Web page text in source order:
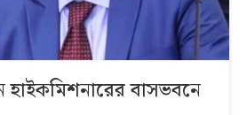
হাইকমিশনারের বাসভবনে